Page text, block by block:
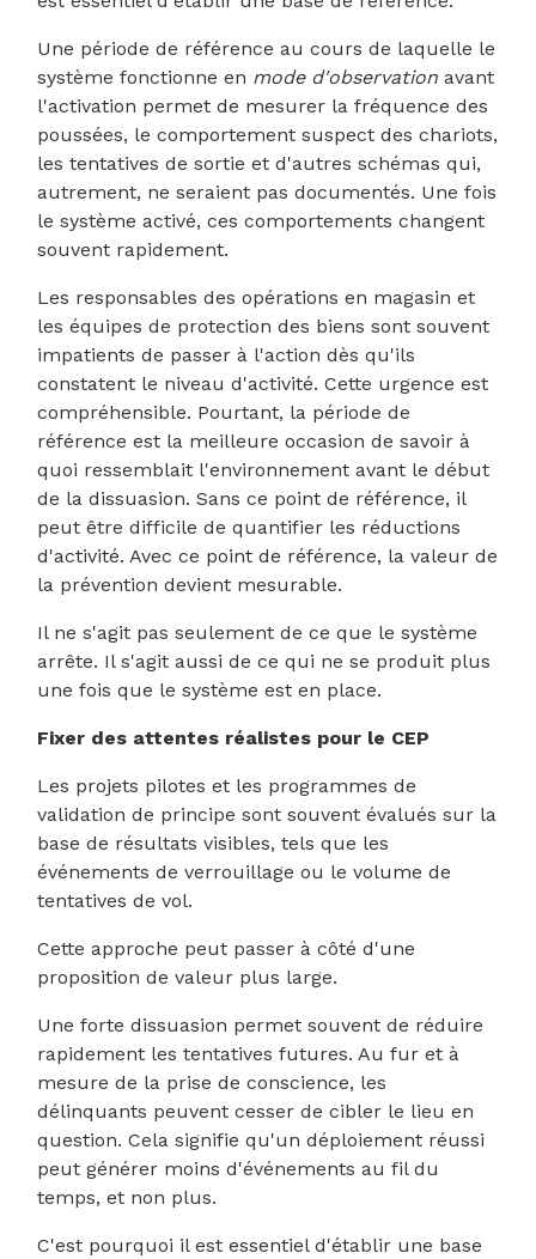
Une période de référence au cours de laquelle le
système fonctionne en mode d'observation avant
l'activation permet de mesurer la fréquence des
poussées, le comportement suspect des chariots,
les tentatives de sortie et d'autres schémas qui,
autrement, ne seraient pas documentés. Une fois
le système activé, ces comportements changent
souvent rapidement.
Les responsables des opérations en magasin et
les équipes de protection des biens sont souvent
impatients de passer à l'action dès qu'ils
constatent le niveau d'activité. Cette urgence est
compréhensible. Pourtant, la période de
référence est la meilleure occasion de savoir à
quoi ressemblait l'environnement avant le début
de la dissuasion. Sans ce point de référence, il
peut être difficile de quantifier les réductions
d'activité. Avec ce point de référence, la valeur de
la prévention devient mesurable.
Il ne s'agit pas seulement de ce que le système
arrête. Il s'agit aussi de ce qui ne se produit plus
une fois que le système est en place.
Fixer des attentes réalistes pour le CEP
Les projets pilotes et les programmes de
validation de principe sont souvent évalués sur la
base de résultats visibles, tels que les
événements de verrouillage ou le volume de
tentatives de vol.
Cette approche peut passer à côté d'une
proposition de valeur plus large.
Une forte dissuasion permet souvent de réduire
rapidement les tentatives futures. Au fur et à
mesure de la prise de conscience, les
délinquants peuvent cesser de cibler le lieu en
question. Cela signifie qu'un déploiement réussi
peut générer moins d'événements au fil du
temps, et non plus.
C'est pourquoi il est essentiel d'établir une base